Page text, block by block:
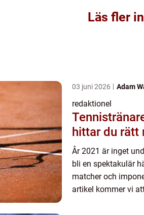
Läs fler
03 juni 2026 Adam
redaktionel
hittar du rätt
År 2021 är inget
bli en spektakulär
matcher och
artikel kommer vi